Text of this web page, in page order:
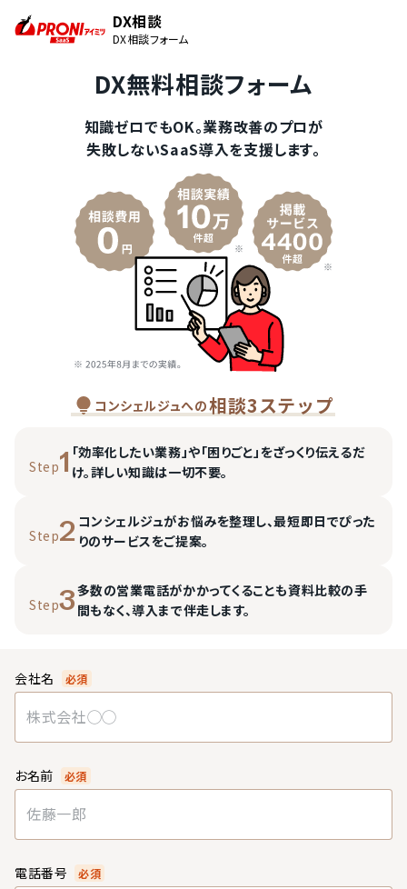
DX相談
DX相談フォーム
DX無料相談フォーム
知識ゼロでもOK。業務改善のプロが
失敗しないSaaS導入を支援します。
コンシェルジュへの相談3ステップ
Step1 「効率化したい業務」や「困りごと」をざっくり伝えるだ
け。詳しい知識は一切不要。
Step2 コンシェルジュがお悩みを整理し、最短即日でぴった
りのサービスをご提案。
Step3多数の営業電話がかかってくることも資料比較の手
間もなく、導入まで伴走します。
会社名 必須
お名前 必須
電話番号 必須